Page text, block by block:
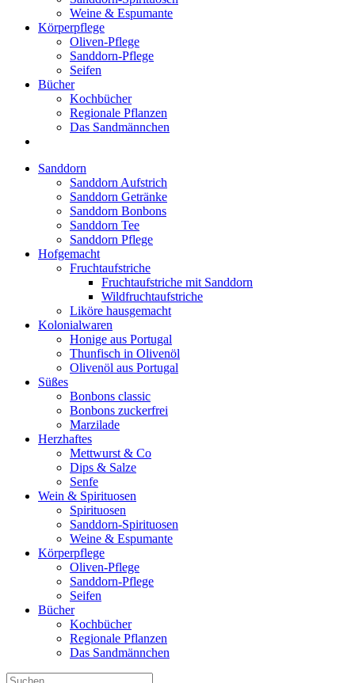
Weine & Espumante
Körperpflege
Oliven-Pflege
Sanddorn-Pflege
Seifen
Bücher
Kochbücher
Regionale Pflanzen
Das Sandmännchen
Sanddorn
Sanddorn Aufstrich
Sanddorn Getränke
Sanddorn Bonbons
Sanddorn Tee
Sanddorn Pflege
Hofgemacht
Fruchtaufstriche
Fruchtaufstriche mit Sanddorn
Wildfruchtaufstriche
Liköre hausgemacht
Kolonialwaren
Honige aus Portugal
Thunfisch in Olivenöl
Olivenöl aus Portugal
Süßes
Bonbons classic
Bonbons zuckerfrei
Marzilade
Herzhaftes
Mettwurst & Co
Dips & Salze
Senfe
Wein & Spirituosen
Spirituosen
Sanddorn-Spirituosen
Weine & Espumante
Körperpflege
Oliven-Pflege
Sanddorn-Pflege
Seifen
Bücher
Kochbücher
Regionale Pflanzen
Das Sandmännchen
Suche